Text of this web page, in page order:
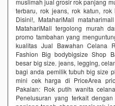
muslimah jual grosir rok panjang
terbaru, rok jeans, rok katun,
Disini!, MatahariMall
MatahariMall tergolong murah
promo tambahan yang
kualitas Jual Bawahan Celana
Fashion Big bodybigsize Shop
besar big size. jeans, legging,
bagi anda pemilik tubuh big size
mini cek harga di PriceArea
Pakaian: Rok putih wanita
Penelusuran yang terkait